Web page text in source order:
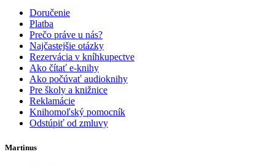
Doručenie
Platba
Prečo práve u nás?
Najčastejšie otázky
Rezervácia v kníhkupectve
Ako čítať e-knihy
Ako počúvať audioknihy
Pre školy a knižnice
Reklamácie
Knihomoľský pomocník
Odstúpiť od zmluvy
Martinus